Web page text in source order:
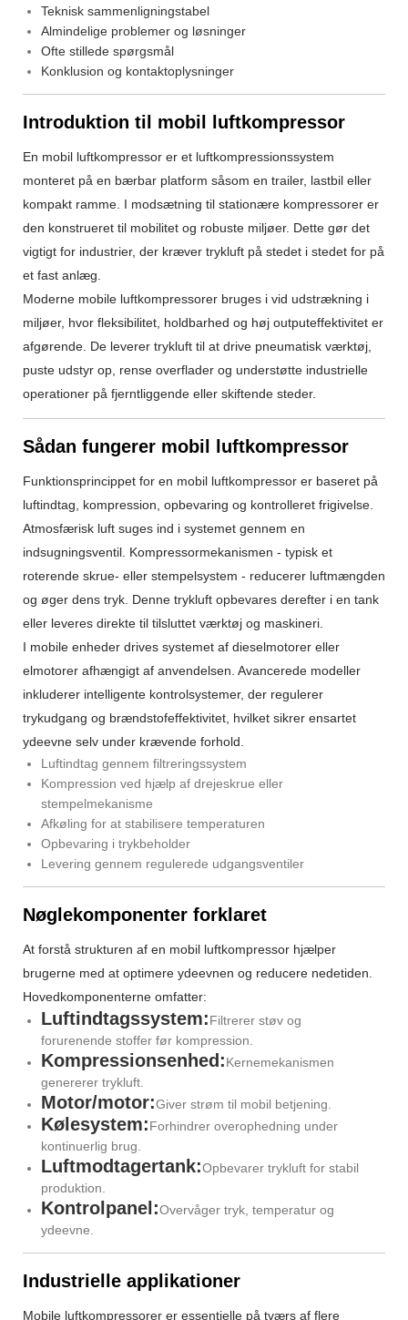
Teknisk sammenligningstabel
Almindelige problemer og løsninger
Ofte stillede spørgsmål
Konklusion og kontaktoplysninger
Introduktion til mobil luftkompressor
En mobil luftkompressor er et luftkompressionssystem
monteret på en bærbar platform såsom en trailer, lastbil eller
kompakt ramme. I modsætning til stationære kompressorer er
den konstrueret til mobilitet og robuste miljøer. Dette gør det
vigtigt for industrier, der kræver trykluft på stedet i stedet for på
et fast anlæg.
Moderne mobile luftkompressorer bruges i vid udstrækning i
miljøer, hvor fleksibilitet, holdbarhed og høj outputeffektivitet er
afgørende. De leverer trykluft til at drive pneumatisk værktøj,
puste udstyr op, rense overflader og understøtte industrielle
operationer på fjerntliggende eller skiftende steder.
Sådan fungerer mobil luftkompressor
Funktionsprincippet for en mobil luftkompressor er baseret på
luftindtag, kompression, opbevaring og kontrolleret frigivelse.
Atmosfærisk luft suges ind i systemet gennem en
indsugningsventil. Kompressormekanismen - typisk et
roterende skrue- eller stempelsystem - reducerer luftmængden
og øger dens tryk. Denne trykluft opbevares derefter i en tank
eller leveres direkte til tilsluttet værktøj og maskineri.
I mobile enheder drives systemet af dieselmotorer eller
elmotorer afhængigt af anvendelsen. Avancerede modeller
inkluderer intelligente kontrolsystemer, der regulerer
trykudgang og brændstofeffektivitet, hvilket sikrer ensartet
ydeevne selv under krævende forhold.
Luftindtag gennem filtreringssystem
Kompression ved hjælp af drejeskrue eller
stempelmekanisme
Afkøling for at stabilisere temperaturen
Opbevaring i trykbeholder
Levering gennem regulerede udgangsventiler
Nøglekomponenter forklaret
At forstå strukturen af ​​en mobil luftkompressor hjælper
brugerne med at optimere ydeevnen og reducere nedetiden.
Hovedkomponenterne omfatter:
Luftindtagssystem:Filtrerer støv og
forurenende stoffer før kompression.
Kompressionsenhed:Kernemekanismen
genererer trykluft.
Motor/motor:Giver strøm til mobil betjening.
Kølesystem:Forhindrer overophedning under
kontinuerlig brug.
Luftmodtagertank:Opbevarer trykluft for stabil
produktion.
Kontrolpanel:Overvåger tryk, temperatur og
ydeevne.
Industrielle applikationer
Mobile luftkompressorer er essentielle på tværs af flere